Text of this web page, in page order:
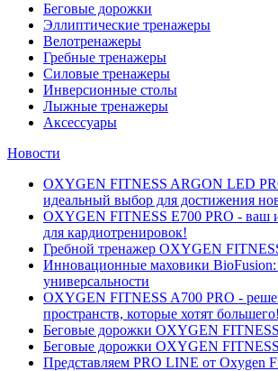
Беговые дорожки
Эллиптические тренажеры
Велотренажеры
Гребные тренажеры
Силовые тренажеры
Инверсионные столы
Лыжные тренажеры
Аксессуары
Новости
OXYGEN FITNESS ARGON LED
идеальный выбор для достижения
OXYGEN FITNESS E700 PRO - ваш
для кардиотренировок!
Гребной тренажер OXYGEN
Инновационные маховики BioFusion:
универсальности
OXYGEN FITNESS A700 PRO -
пространств, которые хотят большего!
Беговые дорожки OXYGEN
Беговые дорожки OXYGEN
Представляем PRO LINE от Oxygen